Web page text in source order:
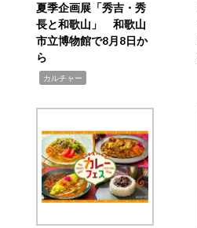
夏季企画展「秀吉・秀
長と和歌山」 和歌山
市立博物館で8月8日か
ら
カルチャー